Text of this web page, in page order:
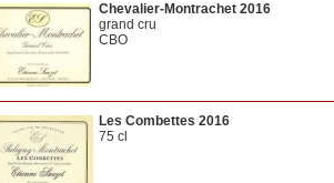
Chevalier-Montrachet 2016
grand cru
CBO
Les Combettes 2016
75 cl